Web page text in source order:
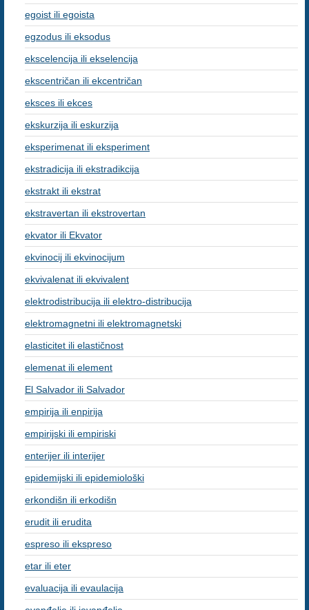
egoist ili egoista
egzodus ili eksodus
ekscelencija ili ekselencija
ekscentričan ili ekcentričan
eksces ili ekces
ekskurzija ili eskurzija
eksperimenat ili eksperiment
ekstradicija ili ekstradikcija
ekstrakt ili ekstrat
ekstravertan ili ekstrovertan
ekvator ili Ekvator
ekvinocij ili ekvinocijum
ekvivalenat ili ekvivalent
elektrodistribucija ili elektro-distribucija
elektromagnetni ili elektromagnetski
elasticitet ili elastičnost
elemenat ili element
El Salvador ili Salvador
empirija ili enpirija
empirijski ili empiriski
enterijer ili interijer
epidemijski ili epidemiološki
erkondišn ili erkodišn
erudit ili erudita
espreso ili ekspreso
etar ili eter
evaluacija ili evaulacija